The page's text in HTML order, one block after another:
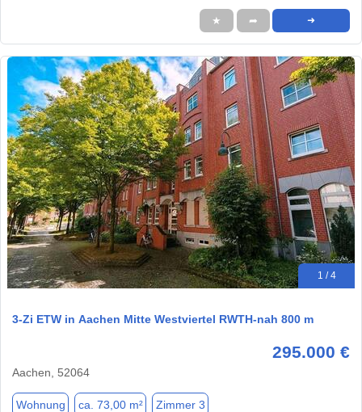
★ ➦ ➜
1 / 4
3-Zi ETW in Aachen Mitte Westviertel RWTH-nah 800 m
295.000 €
Aachen, 52064
Wohnung ca. 73,00 m² Zimmer 3